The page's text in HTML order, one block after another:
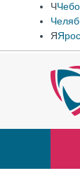
Ч
Я